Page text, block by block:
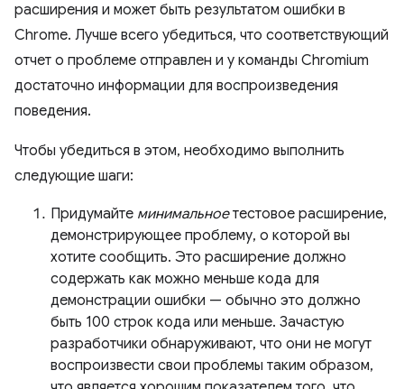
расширения и может быть результатом ошибки в
Chrome. Лучше всего убедиться, что соответствующий
отчет о проблеме отправлен и у команды Chromium
достаточно информации для воспроизведения
поведения.
Чтобы убедиться в этом, необходимо выполнить
следующие шаги:
Придумайте минимальноетестовое расширение,
демонстрирующее проблему, о которой вы
хотите сообщить. Это расширение должно
содержать как можно меньше кода для
демонстрации ошибки — обычно это должно
быть 100 строк кода или меньше. Зачастую
разработчики обнаруживают, что они не могут
воспроизвести свои проблемы таким образом,